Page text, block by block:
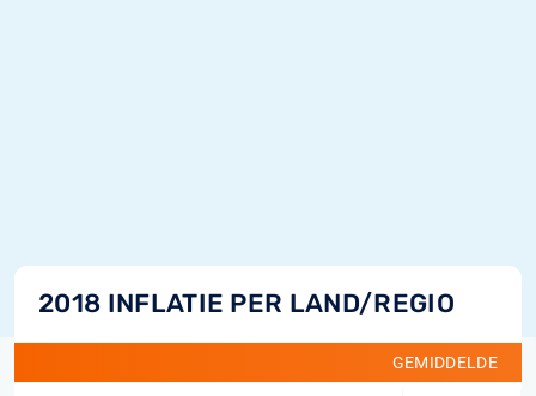
2018 INFLATIE PER LAND/REGIO
GEMIDDELDE